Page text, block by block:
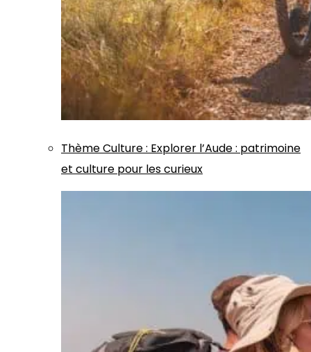
ThèmeCulture: Explorer l’Aude : patrimoine
et culture pour les curieux